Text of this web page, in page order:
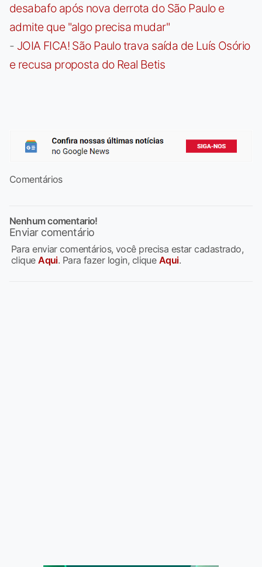
desabafo após nova derrota do São Paulo e
admite que "algo precisa mudar"
- JOIA FICA! São Paulo trava saída de Luís Osório
e recusa proposta do Real Betis
Comentários
Nenhum comentario!
Enviar comentário
Para enviar comentários, você precisa estar cadastrado,
cliqueAqui. Para fazer login, clique Aqui.